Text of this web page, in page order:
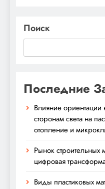
Поиск
Последние
Влияние
сторонам света на
отопление и
Рынок
цифровая
Виды пластиковых